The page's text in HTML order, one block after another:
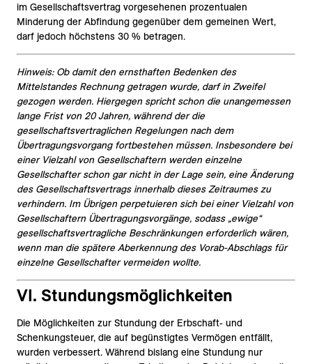
im Gesellschaftsvertrag vorgesehenen prozentualen
Minderung der Abfindung gegenüber dem gemeinen Wert,
darf jedoch höchstens 30 % betragen.
Hinweis: Ob damit den ernsthaften Bedenken des
Mittelstandes Rechnung getragen wurde, darf in Zweifel
gezogen werden. Hiergegen spricht schon die unangemessen
lange Frist von 20 Jahren, während der die
gesellschaftsvertraglichen Regelungen nach dem
Übertragungsvorgang fortbestehen müssen. Insbesondere bei
einer Vielzahl von Gesellschaftern werden einzelne
Gesellschafter schon gar nicht in der Lage sein, eine Änderung
des Gesellschaftsvertrags innerhalb dieses Zeitraumes zu
verhindern. Im Übrigen perpetuieren sich bei einer Vielzahl von
Gesellschaftern Übertragungsvorgänge, sodass „ewige“
gesellschaftsvertragliche Beschränkungen erforderlich wären,
wenn man die spätere Aberkennung des Vorab-Abschlags für
einzelne Gesellschafter vermeiden wollte.
VI. Stundungsmöglichkeiten
Die Möglichkeiten zur Stundung der Erbschaft- und
Schenkungsteuer, die auf begünstigtes Vermögen entfällt,
wurden verbessert. Während bislang eine Stundung nur